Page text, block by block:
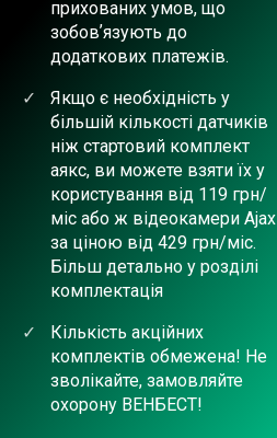
прихованих умов, що
зобовʼязують до
додаткових платежів.
Якщо є необхідність у
більшій кількості датчиків
ніж стартовий комплект
аякс, ви можете взяти їх у
користування від 119 грн/
міс або ж відеокамери Ajax
за ціною від 429 грн/міс.
Більш детально у розділі
комплектація
Кількість акційних
комплектів обмежена! Не
зволікайте, замовляйте
охорону ВЕНБЕСТ!